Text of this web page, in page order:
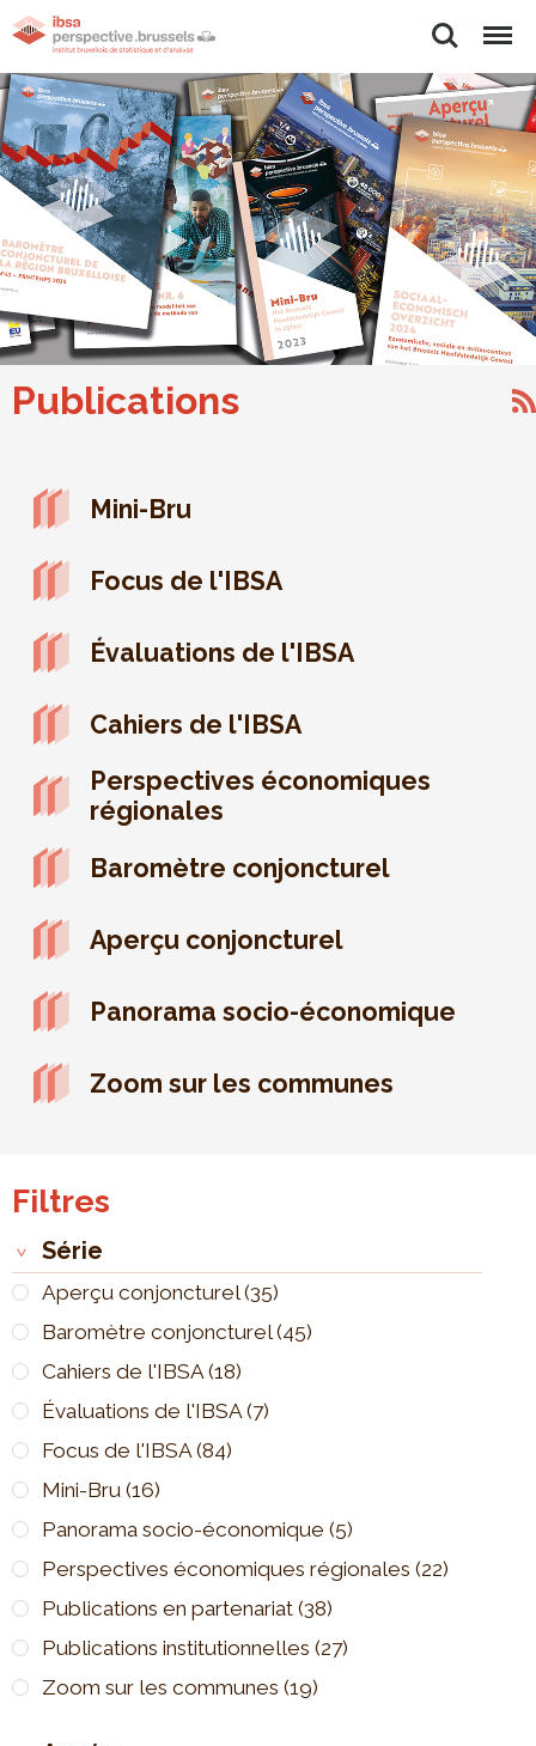
Rechercher
Menu
Publications
Mini-Bru
Focus de l'IBSA
Évaluations de l'IBSA
Cahiers de l'IBSA
Perspectives économiques
régionales
Baromètre conjoncturel
Aperçu conjoncturel
Panorama socio-économique
Zoom sur les communes
Filtres
Série
Aperçu conjoncturel (35)
Baromètre conjoncturel (45)
Cahiers de l'IBSA (18)
Évaluations de l'IBSA (7)
Focus de l'IBSA (84)
Mini-Bru (16)
Panorama socio-économique (5)
Perspectives économiques régionales (22)
Publications en partenariat (38)
Publications institutionnelles (27)
Zoom sur les communes (19)